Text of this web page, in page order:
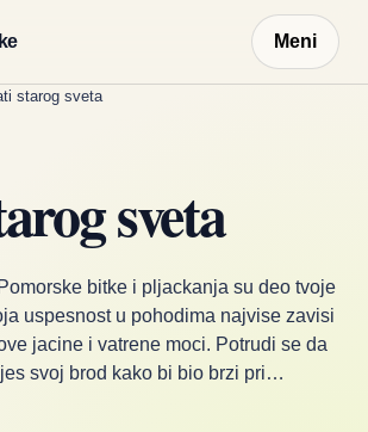
Meni
starog sveta
sveta
bitke i pljackanja su deo tvoje
uspesnost u pohodima najvise zavisi
jacine i vatrene moci. Potrudi se da
svoj brod kako bi bio brzi pri…